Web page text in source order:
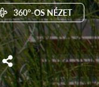
360°-OS NÉZET